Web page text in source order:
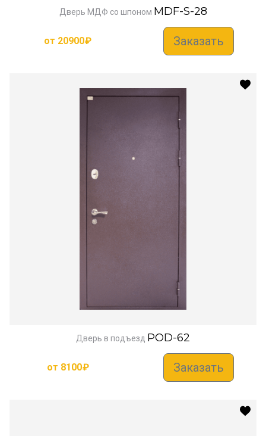
Дверь МДФ со шпоном MDF-S-28
от 20900₽ Заказать
Дверь в подъезд POD-62
от 8100₽ Заказать